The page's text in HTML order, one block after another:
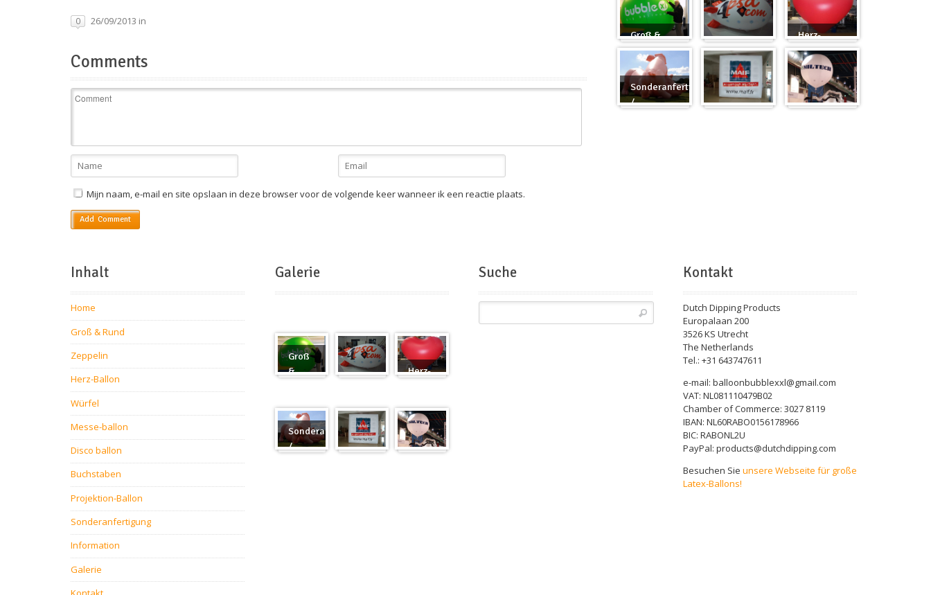
0 26/09/2013 in
Comments
Mijn naam, e-mail en site opslaan in deze browser voor de volgende keer wanneer ik een reactie plaats.
Groß &
Rund
Zeppelin
Herz-
Ballon
Sonderanfertigung
/
Inhalt
Home
Groß & Rund
Zeppelin
Herz-Ballon
Würfel
Messe-ballon
Disco ballon
Buchstaben
Projektion-Ballon
Sonderanfertigung
Information
Galerie
Galerie
Groß
&
Herz-
Sonderanfertigung
/
Suche Kontakt
Dutch Dipping Products
Europalaan 200
3526 KS Utrecht
The Netherlands
Tel.: +31 643747611
e-mail: balloonbubblexxl@gmail.com
VAT: NL081110479B02
Chamber of Commerce: 3027 8119
IBAN: NL60RABO0156178966
BIC: RABONL2U
PayPal: products@dutchdipping.com
Besuchen Sieunsere Webseite für große
Latex-Ballons!